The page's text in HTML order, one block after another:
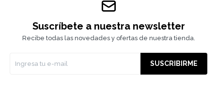
Suscríbete a nuestra newsletter
Recibe todas las novedades y ofertas de nuestra tienda.
SUSCRIBIRME